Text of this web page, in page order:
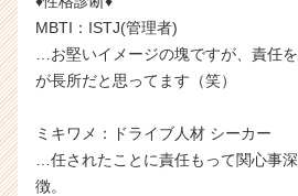
MBTI：ISTJ(管理者)
…お堅いイメージの塊ですが、責任
が長所だと思ってます（笑）
ミキワメ：ドライブ人材 シーカー
…任されたことに責任もって関心事
徴。